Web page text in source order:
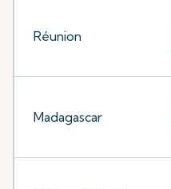
Réunion
Madagascar